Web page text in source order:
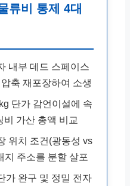
류비 통제 4대
내부 데드 스페이스
축 재포장하여 소생
단가 감언이설에 속
비 가산 총액 비교
위치 조건(광동성 vs
지 주소를 분할 살포
가 완구 및 정밀 전자